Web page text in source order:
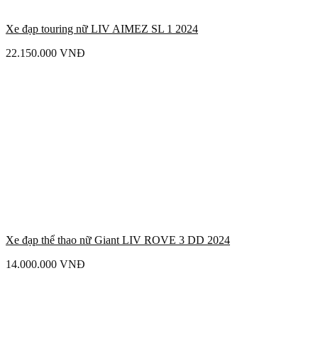
Xe đạp touring nữ LIV AIMEZ SL 1 2024
22.150.000 VNĐ
Xe đạp thể thao nữ Giant LIV ROVE 3 DD 2024
14.000.000 VNĐ